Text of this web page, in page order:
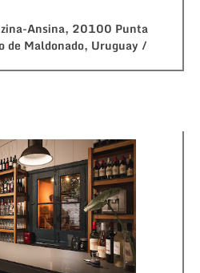
Ansina, 20100 Punta
de Maldonado, Uruguay /